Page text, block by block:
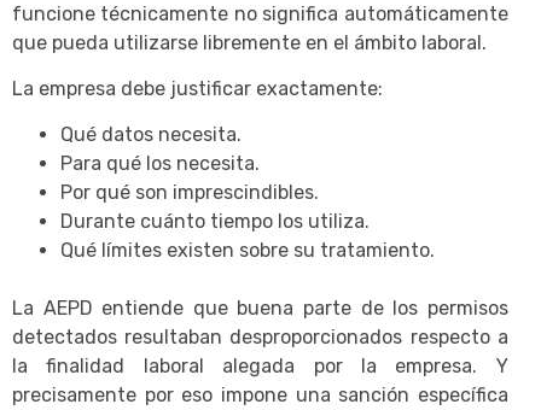
funcione técnicamente no significa automáticamente
que pueda utilizarse libremente en el ámbito laboral.
La empresa debe justificar exactamente:
Qué datos necesita.
Para qué los necesita.
Por qué son imprescindibles.
Durante cuánto tiempo los utiliza.
Qué límites existen sobre su tratamiento.
La AEPD entiende que buena parte de los permisos
detectados resultaban desproporcionados respecto a
la finalidad laboral alegada por la empresa. Y
precisamente por eso impone una sanción específica